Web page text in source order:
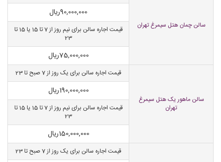
سالن چمان هتل سیمرغ تهران
90,000,000ریال
قیمت اجاره سالن برای نیم روز از 7 تا 15 یا 15 تا
23
75,000,000ریال
سالن ماهور یک هتل سیمرغ
تهران
قیمت اجاره سالن برای یک روز از 7 صبح تا 23
190,000,000ریال
قیمت اجاره سالن برای نیم روز از 7 تا 15 یا 15 تا
23
150,000,000ریال
قیمت اجاره سالن برای یک روز از 7 صبح تا 23